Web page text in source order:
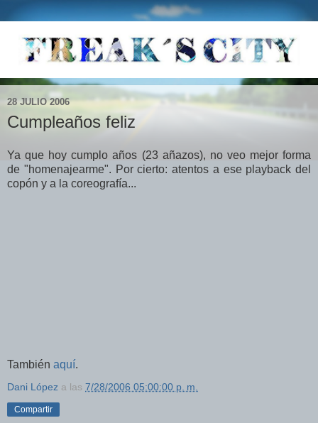
28 JULIO 2006
Cumpleaños feliz
Ya que hoy cumplo años (23 añazos), no veo mejor forma
de "homenajearme". Por cierto: atentos a ese playback del
copón y a la coreografía...
También aquí.
Dani López a las 7/28/2006 05:00:00 p. m.
Compartir